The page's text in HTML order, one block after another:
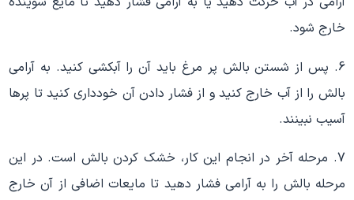
خارج شود.
6. پس از شستن بالش پر مرغ باید آن را آبکشی کنید. به آرامی
بالش را از آب خارج کنید و از فشار دادن آن خودداری کنید تا پرها
آسیب نبینند.
7. مرحله آخر در انجام این کار، خشک کردن بالش است. در این
مرحله بالش را به آرامی فشار دهید تا مایعات اضافی از آن خارج